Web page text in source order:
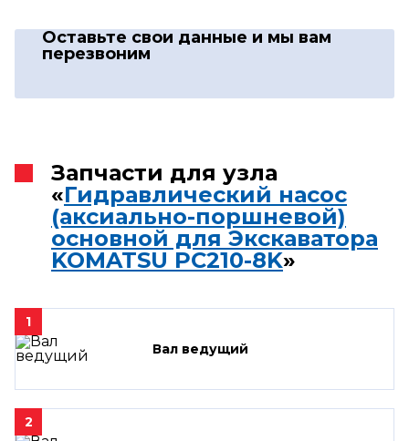
Оставьте свои данные и мы вам
перезвоним
Запчасти для узла
«Гидравлический насос
(аксиально-поршневой)
основной для Экскаватора
KOMATSU PC210-8K»
1
Вал ведущий
2